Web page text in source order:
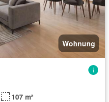
Wohnung
107 m²